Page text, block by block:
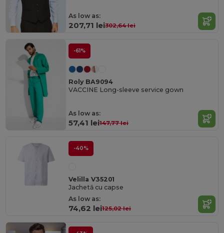
As low as:
207,71 lei302,64 lei
-61%
Roly BA9094
VACCINE Long-sleeve service gown
As low as:
57,41 lei147,77 lei
-40%
Velilla V35201
Jachetă cu capse
As low as:
74,62 lei125,02 lei